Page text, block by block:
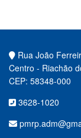
Rua João
Centro - Riachão
CEP: 58348-000
3628-1020